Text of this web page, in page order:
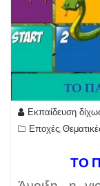
Εκπαίδευση
Εποχές,
ΤΟ